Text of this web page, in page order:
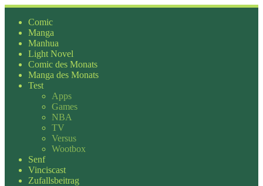
Zum
Inhalt
springen
Comic
Manga
Manhua
Light Novel
Comic des Monats
Manga des Monats
Test
Apps
Games
NBA
TV
Versus
Wootbox
Senf
Vinciscast
Zufallsbeitrag